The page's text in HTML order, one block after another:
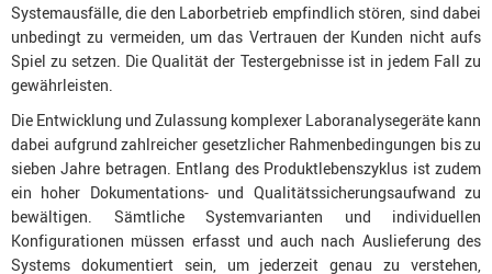
Systemausfälle, die den Laborbetrieb empfindlich stören, sind dabei
unbedingt zu vermeiden, um das Vertrauen der Kunden nicht aufs
Spiel zu setzen. Die Qualität der Testergebnisse ist in jedem Fall zu
gewährleisten.
Die Entwicklung und Zulassung komplexer Laboranalysegeräte kann
dabei aufgrund zahlreicher gesetzlicher Rahmenbedingungen bis zu
sieben Jahre betragen. Entlang des Produktlebenszyklus ist zudem
ein hoher Dokumentations- und Qualitätssicherungsaufwand zu
bewältigen. Sämtliche Systemvarianten und individuellen
Konfigurationen müssen erfasst und auch nach Auslieferung des
Systems dokumentiert sein, um jederzeit genau zu verstehen,